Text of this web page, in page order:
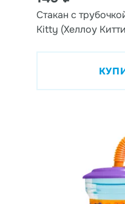
Стакан с
Kitty (Хеллоу